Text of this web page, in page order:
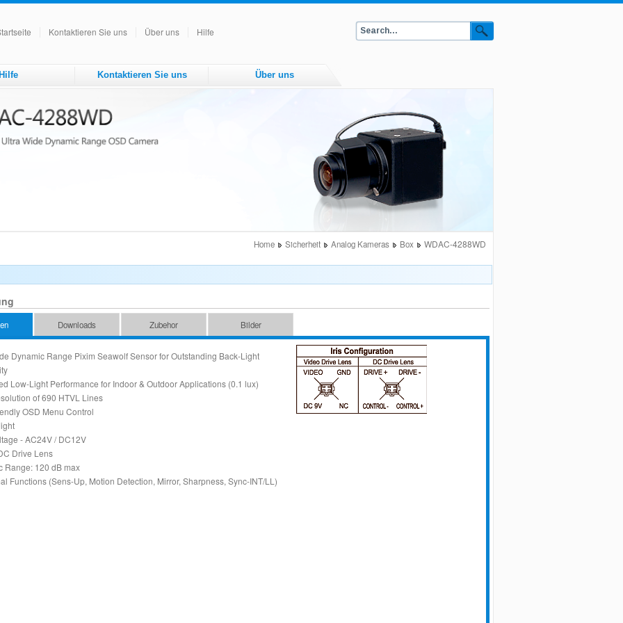
Kontaktieren Sie uns Über uns Hilfe
Hilfe Kontaktieren Sie uns Über uns
Home Sicherheit Analog Kameras Box WDAC-4288WD
Downloads Zubehor Bilder
Dynamic Range Pixim Seawolf Sensor for Outstanding Back-Light
Low-Light Performance for Indoor & Outdoor Applications (0.1 lux)
of 690 HTVL Lines
OSD Menu Control
- AC24V / DC12V
Drive Lens
Range: 120 dB max
Functions (Sens-Up, Motion Detection, Mirror, Sharpness, Sync-INT/LL)